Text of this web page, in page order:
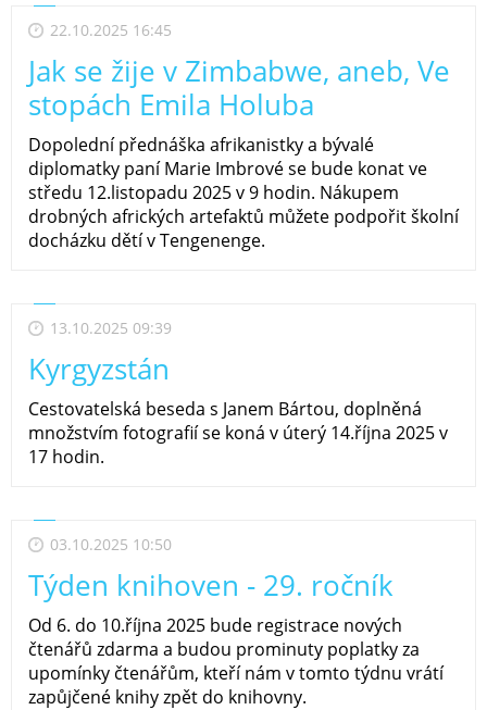
22.10.2025 16:45
Jak se žije v Zimbabwe, aneb, Ve
stopách Emila Holuba
Dopolední přednáška afrikanistky a bývalé
diplomatky paní Marie Imbrové se bude konat ve
středu 12.listopadu 2025 v 9 hodin. Nákupem
drobných afrických artefaktů můžete podpořit školní
docházku dětí v Tengenenge.
13.10.2025 09:39
Kyrgyzstán
Cestovatelská beseda s Janem Bártou, doplněná
množstvím fotografií se koná v úterý 14.října 2025 v
17 hodin.
03.10.2025 10:50
Týden knihoven - 29. ročník
Od 6. do 10.října 2025 bude registrace nových
čtenářů zdarma a budou prominuty poplatky za
upomínky čtenářům, kteří nám v tomto týdnu vrátí
zapůjčené knihy zpět do knihovny.